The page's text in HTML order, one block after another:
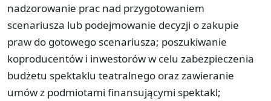
nadzorowanie prac nad przygotowaniem
scenariusza lub podejmowanie decyzji o zakupie
praw do gotowego scenariusza; poszukiwanie
koproducentów i inwestorów w celu zabezpieczenia
budżetu spektaklu teatralnego oraz zawieranie
umów z podmiotami finansującymi spektakl;